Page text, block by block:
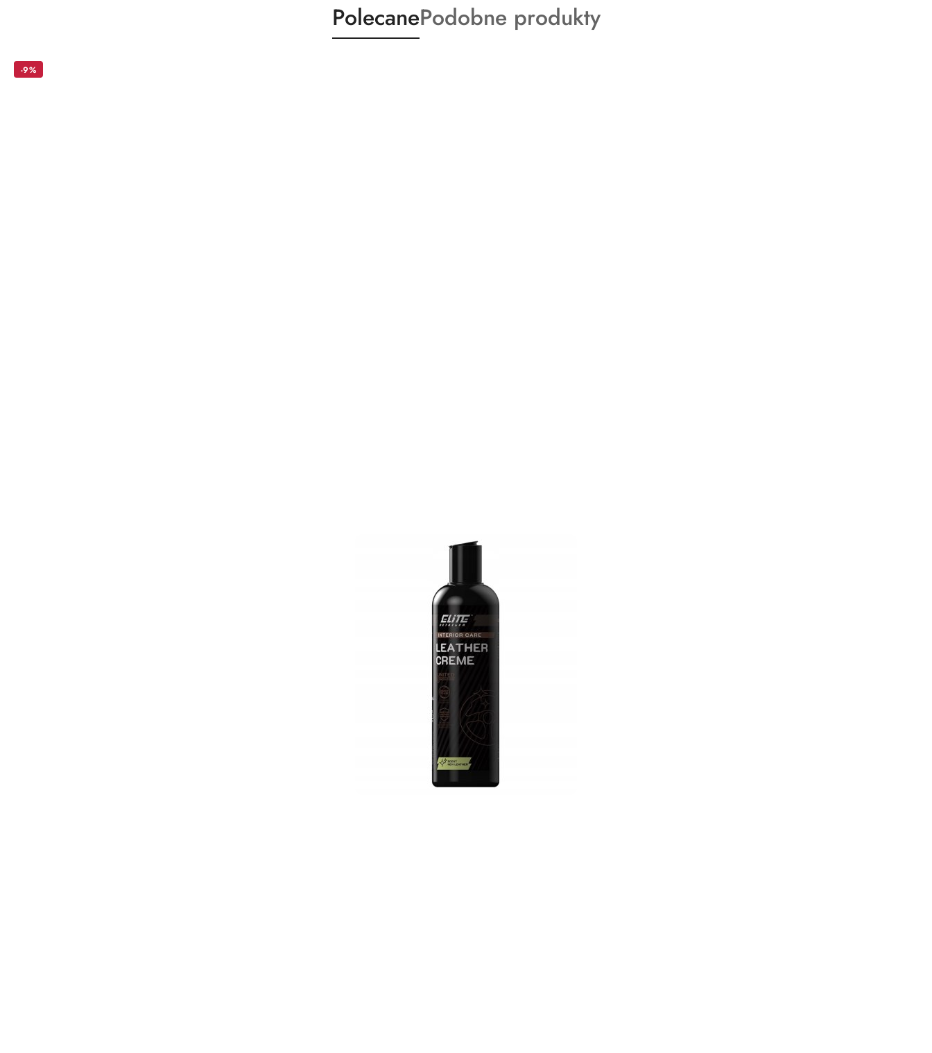
Produkty
o
PolecaneProdukty
o
Podobne produkty
-9%